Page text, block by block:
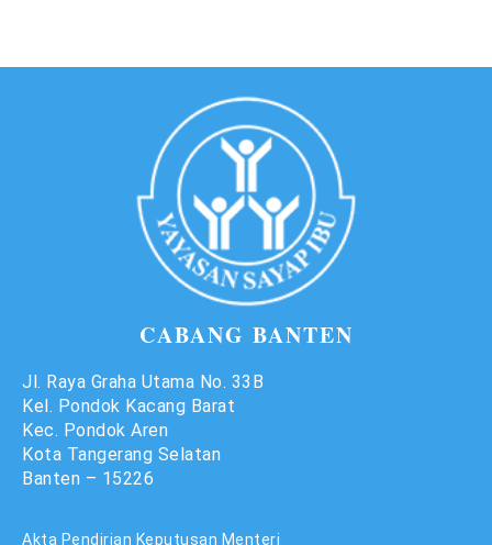
CABANG BANTEN
Jl. Raya Graha Utama No. 33B
Kel. Pondok Kacang Barat
Kec. Pondok Aren
Kota Tangerang Selatan
Banten – 15226
Akta Pendirian Keputusan Menteri